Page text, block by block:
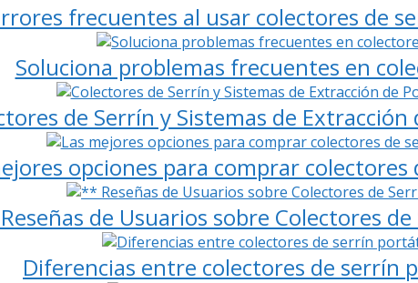
frecuentes al usar colectores de
Soluciona problemas frecuentes en
de Serrín y Sistemas de Extracción
opciones para comprar
de Usuarios sobre Colectores de
Diferencias entre colectores de serrín